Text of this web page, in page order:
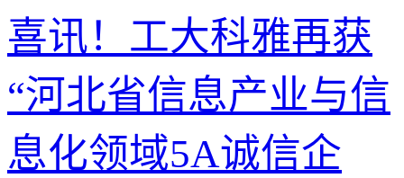
喜讯！工大科雅再获
“河北省信息产业与信
息化领域5A诚信企